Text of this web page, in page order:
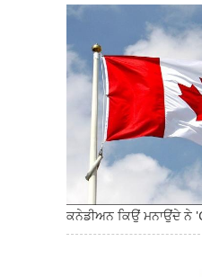
ਕਨੇਡੀਅਨ ਕਿਉਂ ਮਨਾਉਂਦੇ ਨੇ